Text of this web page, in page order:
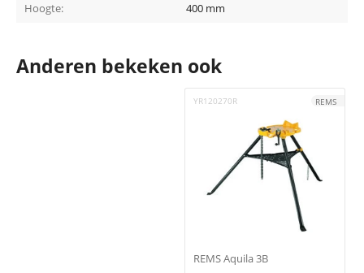
Hoogte:
400 mm
Anderen bekeken ook
YR120270R REMS
REMS Aquila 3B